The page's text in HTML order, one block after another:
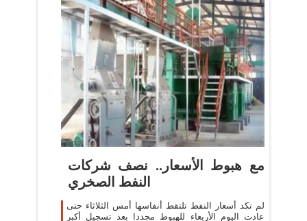
مع هبوط الأسعار.. نصف شركات
النفط الصخري
لم تكد أسعار النفط تلتقط أنفاسها أمس الثلاثاء حتى
عادت اليوم الأربعاء للهبوط مجددا بعد تسجيل أكبر